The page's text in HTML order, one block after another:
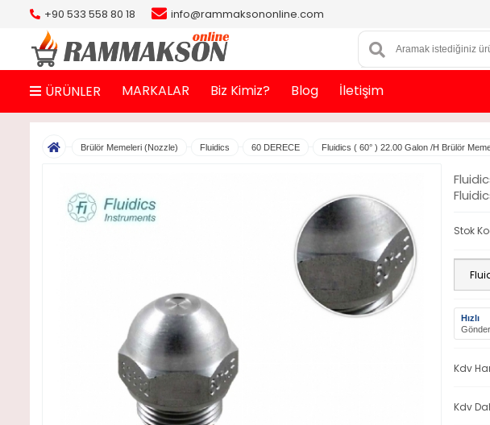
+90 533 558 80 18 info@rammaksononline.com
ÜRÜNLER MARKALAR Biz Kimiz? Blog İletişim
Brülör Memeleri (Nozzle) Fluidics 60 DERECE Fluidics ( 60° ) 22.00 Galon /H Brülör
Stok
Hızlı
Kdv
Kdv